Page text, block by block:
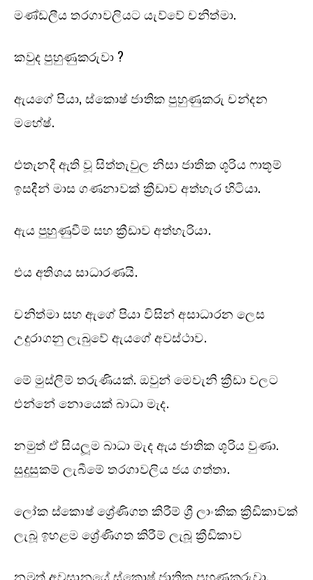
මණ්ඩලීය තරගාවලියට යැව්වේ චනිත්මා.
කවුද පුහුණුකරුවා ?
ඇයගේ පියා, ස්කොෂ් ජාතික පුහුණුකරු චන්දන
මහේෂ්.
එතැනදී ඇති වූ සිත්තැවුල නිසා ජාතික ශූරිය ෆාතූම්
ඉසදීන් මාස ගණනාවක් ක්‍රීඩාව අත්හැර හිටියා.
ඇය පුහුණුවීම් සහ ක්‍රීඩාව අත්හැරියා.
එය අතිශය සාධාරණයි.
චනිත්මා සහ ඇගේ පියා විසින් අසාධාරන ලෙස
උදුරාගනු ලැබුවේ ඇයගේ අවස්ථාව.
මේ මුස්ලිම් තරුණියක්. ඔවුන් මෙවැනි ක්‍රීඩා වලට
එන්නේ නොයෙක් බාධා මැද.
නමුත් ඒ සියලූම බාධා මැද ඇය ජාතික ශූරිය වුණා.
සුදුසුකම් ලැබීමේ තරගාවලිය ජය ගත්තා.
ලෝක ස්කොෂ් ශ්‍රේණිගත කිරීම් ශ්‍රී ලාංකික ක්‍රිඩිකාවක්
ලැබූ ඉහළම ශ්‍රේණිගත කිරීම් ලැබූ ක්‍රීඩිකාව
නමුත් අවසානයේ ස්කොෂ් ජාතික පුහුණුකරුවා,